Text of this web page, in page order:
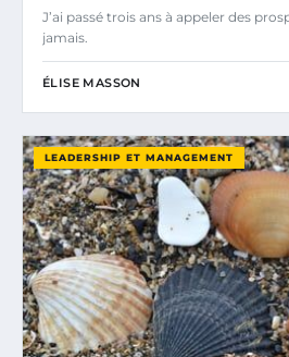
J’ai passé trois ans à appeler des
jamais.
ÉLISE MASSON
LEADERSHIP ET MANAGEMENT